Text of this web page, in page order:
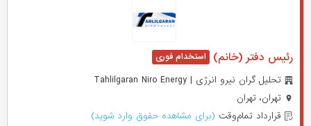
رئیس دفتر (خانم)
تحلیل گران نیرو انرژی | Tahlilgaran Niro Energy
تهران، تهران
قرارداد تمام‌وقت (برای مشاهده حقوق وارد شوید)